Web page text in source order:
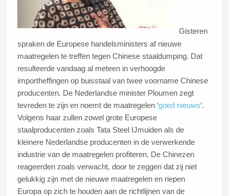
Gisteren
spraken de Europese handelsministers af nieuwe
maatregelen te treffen tegen Chinese staaldumping. Dat
resulteerde vandaag al meteen in verhoogde
importheffingen op buisstaal van twee voorname Chinese
producenten. De Nederlandse minister Ploumen zegt
tevreden te zijn en noemt de maatregelen ‘goed nieuws‘.
Volgens haar zullen zowel grote Europese
staalproducenten zoals Tata Steel IJmuiden als de
kleinere Nederlandse producenten in de verwerkende
industrie van de maatregelen profiteren. De Chinezen
reageerden zoals verwacht, door te zeggen dat zij niet
gelukkig zijn met de nieuwe maatregelen en riepen
Europa op zich te houden aan de richtlijnen van de